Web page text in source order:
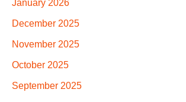
January 2026
December 2025
November 2025
October 2025
September 2025